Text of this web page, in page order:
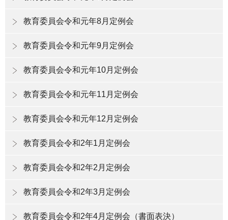
教育委員会令和元年8月定例会
教育委員会令和元年9月定例会
教育委員会令和元年10月定例会
教育委員会令和元年11月定例会
教育委員会令和元年12月定例会
教育委員会令和2年1月定例会
教育委員会令和2年2月定例会
教育委員会令和2年3月定例会
教育委員会令和2年4月定例会（書面表決）